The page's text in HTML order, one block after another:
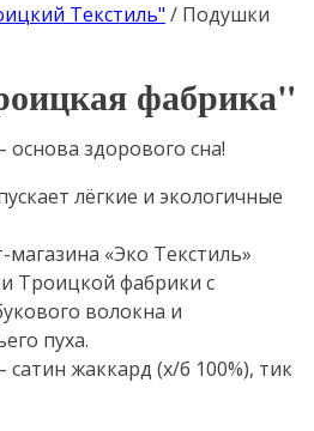
Текстиль" / Подушки
фабрика"
здорового сна!
лёгкие и экологичные
«Эко Текстиль»
Троицкой фабрики с
волокна и
пуха.
жаккард (х/б 100%), тик